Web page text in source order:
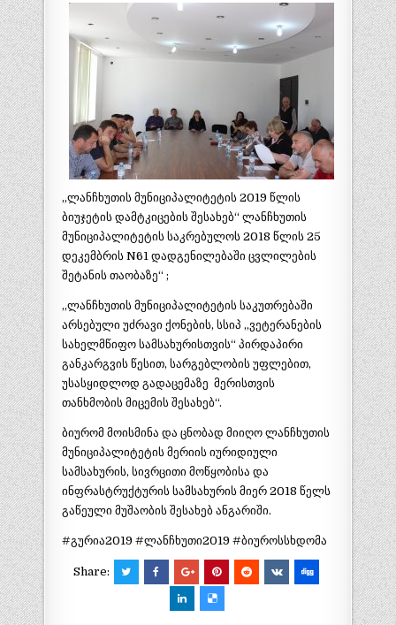
„ლანჩხუთის მუნიციპალიტეტის 2019 წლის
ბიუჯეტის დამტკიცების შესახებ“ ლანჩხუთის
მუნიციპალიტეტის საკრებულოს 2018 წლის 25
დეკემბრის N61 დადგენილებაში ცვლილების
შეტანის თაობაზე“ ;
,,ლანჩხუთის მუნიციპალიტეტის საკუთრებაში
არსებული უძრავი ქონების, სსიპ ,,ვეტერანების
სახელმწიფო სამსახურისთვის“ პირდაპირი
განკარგვის წესით, სარგებლობის უფლებით,
უსასყიდლოდ გადაცემაზე მერისთვის
თანხმობის მიცემის შესახებ“.
ბიურომ მოისმინა და ცნობად მიიღო ლანჩხუთის
მუნიციპალიტეტის მერიის იურიდიული
სამსახურის, სივრცითი მოწყობისა და
ინფრასტრუქტურის სამსახურის მიერ 2018 წელს
გაწეული მუშაობის შესახებ ანგარიში.
#გურია2019 #ლანჩხუთი2019 #ბიუროსსხდომა
Share: